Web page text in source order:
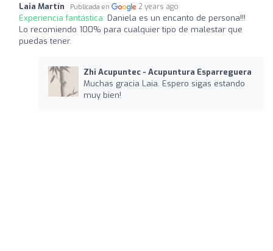
Laia Martín Publicada en 2 years ago
Experiencia fantástica: Daniela es un encanto de persona!!!
Lo recomiendo 100% para cualquier tipo de malestar que
puedas tener.
Zhi Acupuntec - Acupuntura Esparreguera
Muchas gracia Laia. Espero sigas estando
muy bien!